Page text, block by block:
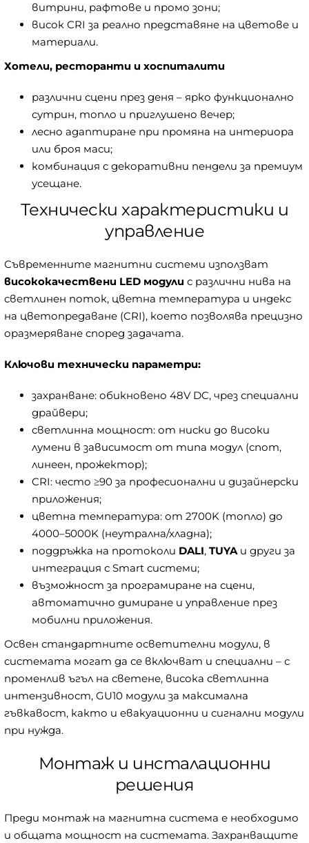
витрини, рафтове и промо зони;
висок CRI за реално представяне на цветове и
материали.
Хотели, ресторанти и хоспиталити
различни сцени през деня – ярко функционално
сутрин, топло и приглушено вечер;
лесно адаптиране при промяна на интериора
или броя маси;
комбинация с декоративни пендели за премиум
усещане.
Технически характеристики и
управление
Съвременните магнитни системи използват
висококачествени LED модули с различни нива на
светлинен поток, цветна температура и индекс
на цветопредаване (CRI), което позволява прецизно
оразмеряване според задачата.
Ключови технически параметри:
захранване: обикновено 48V DC, чрез специални
драйвери;
светлинна мощност: от ниски до високи
лумени в зависимост от типа модул (спот,
линеен, прожектор);
CRI: често ≥90 за професионални и дизайнерски
приложения;
цветна температура: от 2700K (топло) до
4000–5000K (неутрална/хладна);
поддръжка на протоколи DALI, TUYAи други за
интеграция с Smart системи;
възможност за програмиране на сцени,
автоматично димиране и управление през
мобилни приложения.
Освен стандартните осветителни модули, в
системата могат да се включват и специални – с
променлив ъгъл на светене, висока светлинна
интензивност, GU10 модули за максимална
гъвкавост, както и евакуационни и сигнални модули
при нужда.
Монтаж и инсталационни
решения
Преди монтаж на магнитна система е необходимо
и общата мощност на системата. Захранващите